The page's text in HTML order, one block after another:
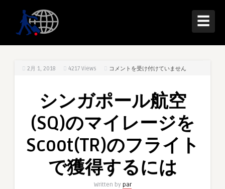
☰
2月 1, 2018 4217 Views
シ
ポ
ル
空
の
マ
コメントを受け付けていません
シンガポール航空
(SQ)のマイレージを
Scoot(TR)のフライト
で獲得するには
Written by par